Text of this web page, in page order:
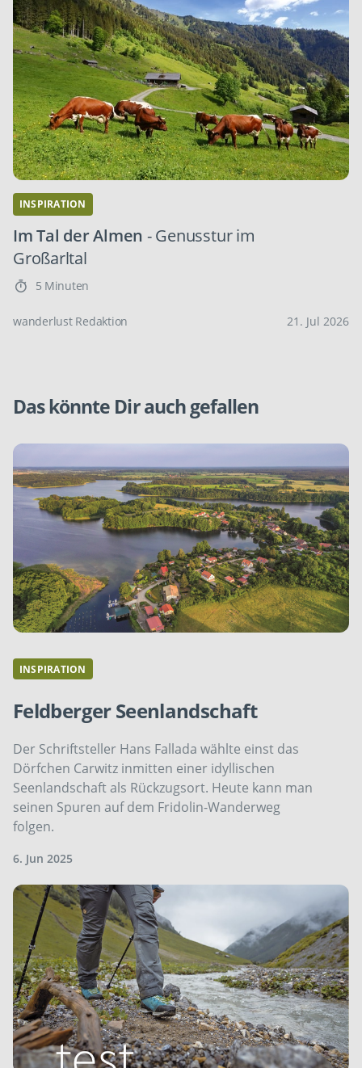
INSPIRATION
Im Tal der Almen - Genusstur im
Großarltal
5 Minuten
wanderlust Redaktion 21. Jul 2026
Das könnte Dir auch gefallen
INSPIRATION
Feldberger Seenlandschaft
Der Schriftsteller Hans Fallada wählte einst das
Dörfchen Carwitz inmitten einer idyllischen
Seenlandschaft als Rückzugsort. Heute kann man
seinen Spuren auf dem Fridolin-Wanderweg
folgen.
6. Jun 2025